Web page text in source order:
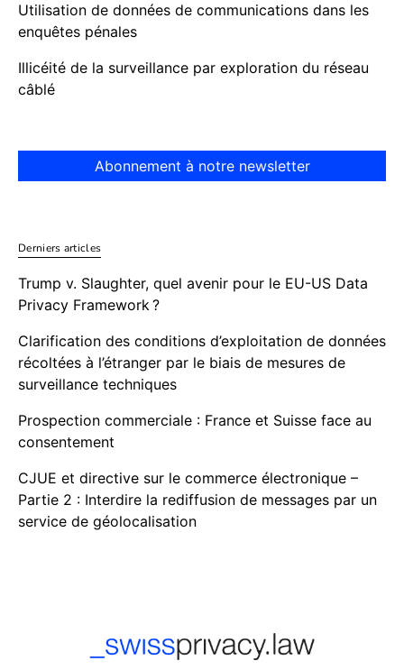
Utilisation de données de communications dans les
enquêtes pénales
Illicéité de la surveillance par exploration du réseau
câblé
Abonnement à notre newsletter
Derniers articles
Trump v. Slaughter, quel avenir pour le EU-US Data
Privacy Framework ?
Clarification des conditions d’exploitation de données
récoltées à l’étranger par le biais de mesures de
surveillance techniques
Prospection commerciale : France et Suisse face au
consentement
CJUE et directive sur le commerce électronique –
Partie 2 : Interdire la rediffusion de messages par un
service de géolocalisation